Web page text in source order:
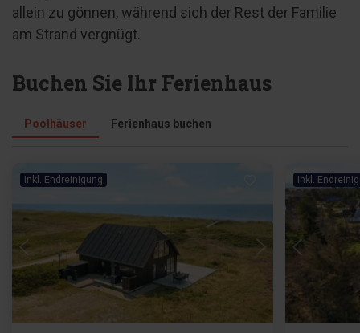
allein zu gönnen, während sich der Rest der Familie
am Strand vergnügt.
Buchen Sie Ihr Ferienhaus
Poolhäuser Ferienhaus buchen
Inkl. Endreinigung Inkl.